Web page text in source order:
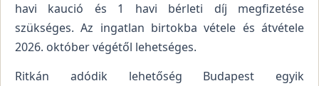
havi kaució és 1 havi bérleti díj megfizetése
szükséges. Az ingatlan birtokba vétele és átvétele
2026. október végétől lehetséges.
Ritkán adódik lehetőség Budapest egyik